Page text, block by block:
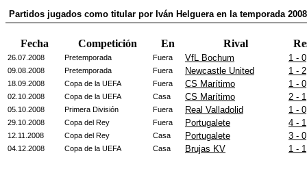
Partidos jugados como titular por Iván Helguera en la temporada
Fecha Competición En Rival
26.07.2008 Pretemporada Fuera VfL Bochum 1 - 0
09.08.2008 Pretemporada Fuera Newcastle United 1 - 2
18.09.2008 Copa de la UEFA Fuera CS Marítimo 1 - 0
02.10.2008 Copa de la UEFA Casa CS Marítimo 2 - 1
05.10.2008 Primera División Fuera Real Valladolid 1 - 0
29.10.2008 Copa del Rey Fuera Portugalete 4 - 1
12.11.2008 Copa del Rey Casa Portugalete 3 - 0
04.12.2008 Copa de la UEFA Casa Brujas KV 1 - 1